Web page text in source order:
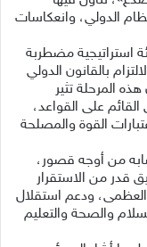
الدولي، وانعكاسات
استراتيجية مضطربة
بالقانون الدولي
المرحلة تثير
على القواعد،
القوة والمصلحة
من أوجه قصور،
قدر من الاستقرار
العظمى، ودعم استقلال
والصحة والتعليم